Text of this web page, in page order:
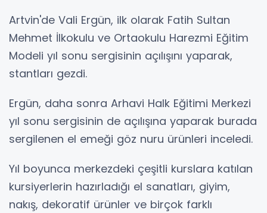
Artvin'de Vali Ergün, ilk olarak Fatih Sultan
Mehmet İlkokulu ve Ortaokulu Harezmi Eğitim
Modeli yıl sonu sergisinin açılışını yaparak,
stantları gezdi.
Ergün, daha sonra Arhavi Halk Eğitimi Merkezi
yıl sonu sergisinin de açılışına yaparak burada
sergilenen el emeği göz nuru ürünleri inceledi.
Yıl boyunca merkezdeki çeşitli kurslara katılan
kursiyerlerin hazırladığı el sanatları, giyim,
nakış, dekoratif ürünler ve birçok farklı